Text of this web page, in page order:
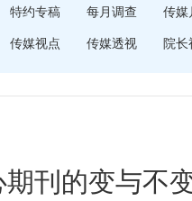
特约专稿 每月调查 传媒
传媒视点 传媒透视 院长
刊的变与不